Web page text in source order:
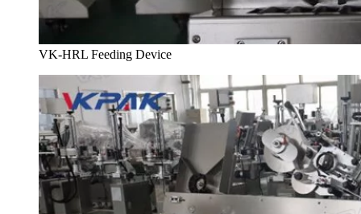
VK-HRL Feeding Device